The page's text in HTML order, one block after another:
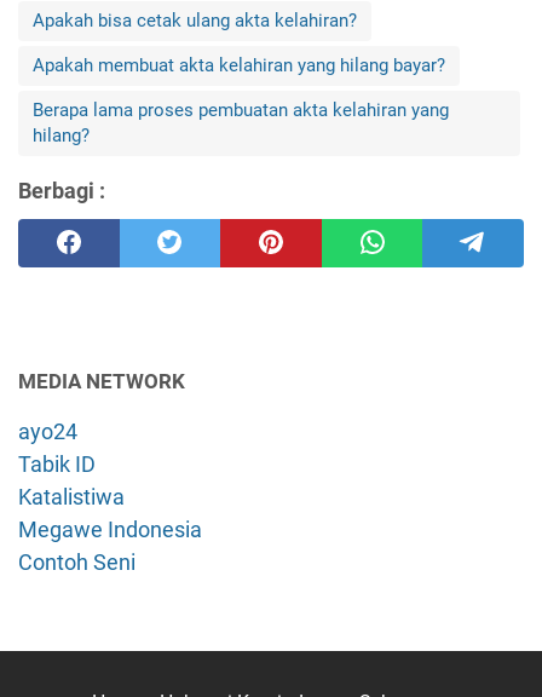
Apakah bisa cetak ulang akta kelahiran?
Apakah membuat akta kelahiran yang hilang bayar?
Berapa lama proses pembuatan akta kelahiran yang
hilang?
Berbagi :
MEDIA NETWORK
ayo24
Tabik ID
Katalistiwa
Megawe Indonesia
Contoh Seni